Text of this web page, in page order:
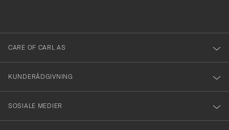
dig
till
vårt
nyhetsbrev!
CARE OF CARL AS
KUNDERÅDGIVNING
SOSIALE MEDIER